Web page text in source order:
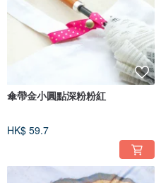
傘帶金小圓點深粉粉紅
HK$ 59.7